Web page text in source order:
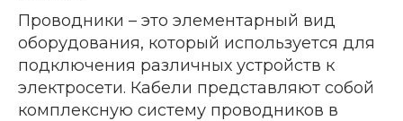
Проводники – это элементарный вид
оборудования, который используется для
подключения различных устройств к
электросети. Кабели представляют собой
комплексную систему проводников в